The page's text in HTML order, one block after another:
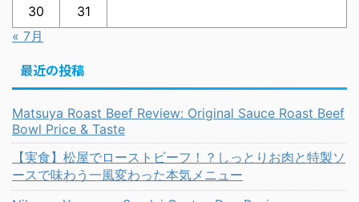
30
31
« 7月
最近の投稿
Matsuya Roast Beef Review: Original Sauce Roast Beef
Bowl Price & Taste
【実食】松屋でローストビーフ！？しっとりお肉と特製ソ
ースで味わう一風変わった本気メニュー